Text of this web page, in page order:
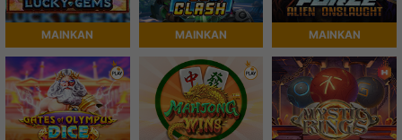
MAINKAN MAINKAN MAINKAN